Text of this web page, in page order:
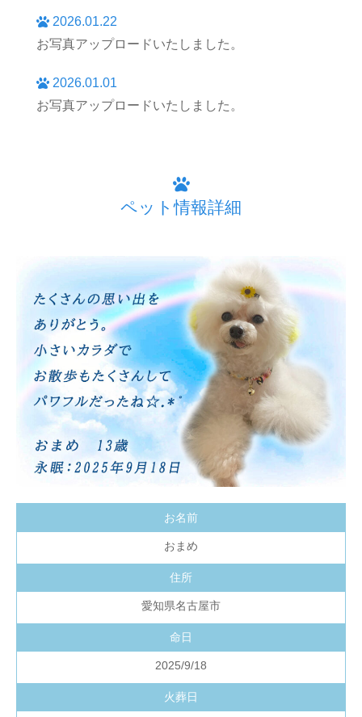
2026.01.22
お写真アップロードいたしました。
2026.01.01
お写真アップロードいたしました。
ペット情報詳細
お名前
おまめ
住所
愛知県名古屋市
命日
2025/9/18
火葬日